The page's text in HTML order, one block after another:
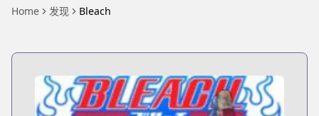
Home 发现 Bleach